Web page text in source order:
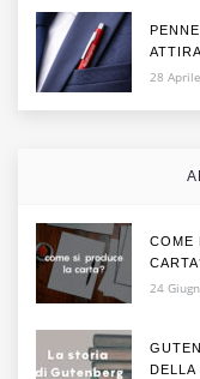
28
COME
24
DELLA